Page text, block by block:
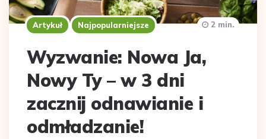
Artykuł Najpopularniejsze
Wyzwanie: Nowa Ja,
Nowy Ty – w 3 dni
zacznij odnawianie i
odmładzanie!
2 min.